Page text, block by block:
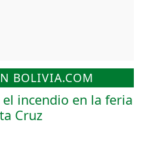
BOLIVIA.COM